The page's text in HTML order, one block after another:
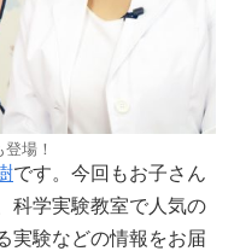
場！
です。今回もお子さん
科学実験教室で人気の
実験などの情報をお届